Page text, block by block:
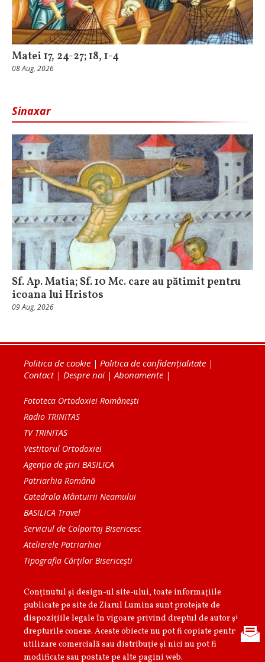
Matei 17, 24-27; 18, 1-4
08 Aug, 2026
Sinaxar
Sf. Ap. Matia; Sf. 10 Mc. care au pătimit pentru
icoana lui Hristos
09 Aug, 2026
Politica de cookie | Politica de confidențialitate |
Contact| Despre noi |Abonamente |
Fototeca Ortodoxiei Românești
Radio TRINITAS
TV TRINITAS
Vestitorul Ortodoxiei
Agenţia de ştiri BASILICA
Patriarhia Română
Catedrala Mântuirii Neamului
BASILICA Travel
Serviciul de Colportaj Bisericesc
Atelierele Patriarhiei
Tipografia Cărţilor Bisericeşti
Conținutul și design-ul site-ului, toate informaţiile
publicate pe site de Ziarul Lumina sunt protejate de
dispoziţiile legale în vigoare privind dreptul de autor şi
drepturile conexe. Aceste obiecte nu pot fi copiate pentru
utilizare comercială sau distribuţie şi nici nu pot fi
modificate sau postate pe alte pagini web.